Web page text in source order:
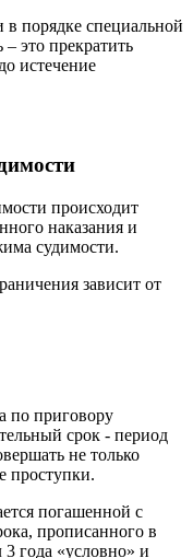
в порядке специальной
это прекратить
истечение
происходит
наказания и
судимости.
зависит от
по приговору
срок - период
не только
проступки.
погашенной с
прописанного в
3 года «условно» и